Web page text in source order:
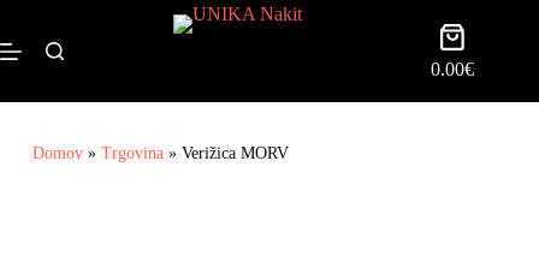
0.00€
Domov» Trgovina» Verižica MORV